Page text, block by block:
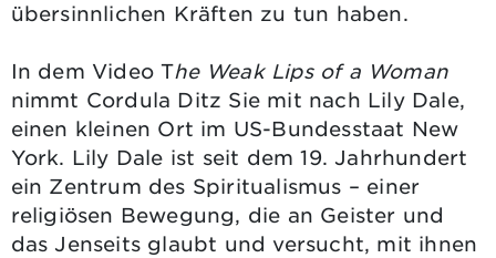
übersinnlichen Kräften zu tun haben.
In dem Video The Weak Lips of a Woman
nimmt Cordula Ditz Sie mit nach Lily Dale,
einen kleinen Ort im US-Bundesstaat New
York. Lily Dale ist seit dem 19. Jahrhundert
ein Zentrum des Spiritualismus – einer
religiösen Bewegung, die an Geister und
das Jenseits glaubt und versucht, mit ihnen